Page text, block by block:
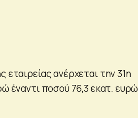
εταιρείας ανέρχεται την 31η
έναντι ποσού 76,3 εκατ. ευρώ